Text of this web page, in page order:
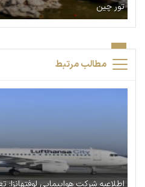
تور چین
مطالب مرتبط